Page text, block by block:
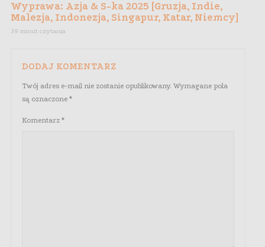
Wyprawa: Azja & S-ka 2025 [Gruzja, Indie,
Malezja, Indonezja, Singapur, Katar, Niemcy]
39 minut czytania
DODAJ KOMENTARZ
Twój adres e-mail nie zostanie opublikowany. Wymagane pola
są oznaczone *
Komentarz *